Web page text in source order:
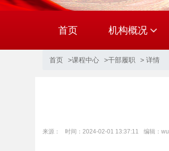
首页 机构概况
宗旨愿景
首页 >课程中心 >干部履职 > 详情
来源： 时间：2024-02-01 13:37:11 编辑：wu